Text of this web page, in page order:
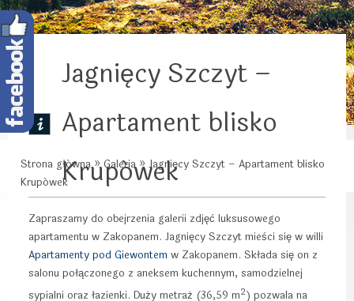
Strona główna»Galeria» Jagnięcy Szczyt – Apartament blisko
Krupówek
Jagnięcy Szczyt –
Apartament blisko
Krupówek
Zapraszamy do obejrzenia galerii zdjęć luksusowego
apartamentu w Zakopanem. Jagnięcy Szczyt mieści się w willi
Apartamenty pod Giewontem w Zakopanem. Składa się on z
salonu połączonego z aneksem kuchennym, samodzielnej
sypialni oraz łazienki. Duży metraż (36,59 m2) pozwala na